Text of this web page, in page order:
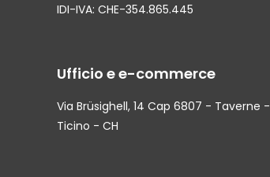
IDI-IVA: CHE-354.865.445
Ufficio e e-commerce
Via Brüsighell, 14 Cap 6807 - Taverne -
Ticino - CH